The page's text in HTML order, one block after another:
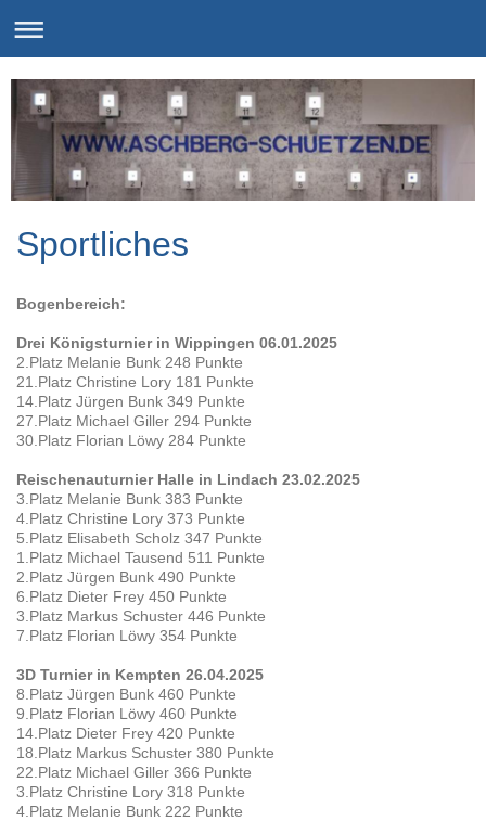
Sportliches
Bogenbereich:
Drei Königsturnier in Wippingen 06.01.2025
2.Platz Melanie Bunk 248 Punkte
21.Platz Christine Lory 181 Punkte
14.Platz Jürgen Bunk 349 Punkte
27.Platz Michael Giller 294 Punkte
30.Platz Florian Löwy 284 Punkte
Reischenauturnier Halle in Lindach 23.02.2025
3.Platz Melanie Bunk 383 Punkte
4.Platz Christine Lory 373 Punkte
5.Platz Elisabeth Scholz 347 Punkte
1.Platz Michael Tausend 511 Punkte
2.Platz Jürgen Bunk 490 Punkte
6.Platz Dieter Frey 450 Punkte
3.Platz Markus Schuster 446 Punkte
7.Platz Florian Löwy 354 Punkte
3D Turnier in Kempten 26.04.2025
8.Platz Jürgen Bunk 460 Punkte
9.Platz Florian Löwy 460 Punkte
14.Platz Dieter Frey 420 Punkte
18.Platz Markus Schuster 380 Punkte
22.Platz Michael Giller 366 Punkte
3.Platz Christine Lory 318 Punkte
4.Platz Melanie Bunk 222 Punkte